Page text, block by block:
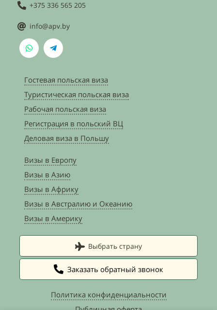
+375 336 565 205
info@apv.by
Гостевая польская виза
Туристическая польская виза
Рабочая польская виза
Регистрация в польский ВЦ
Деловая виза в Польшу
Визы в Европу
Визы в Азию
Визы в Африку
Визы в Австралию и Океанию
Визы в Америку
Выбрать страну
Заказать обратный звонок
Политика конфиденциальности